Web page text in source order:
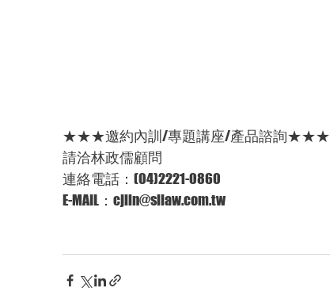
★★★邀約內訓/專題講座/產品諮詢★★★
請洽林政儒顧問
連絡電話：(04)2221-0860
E-MAIL：cjlin@sllaw.com.tw